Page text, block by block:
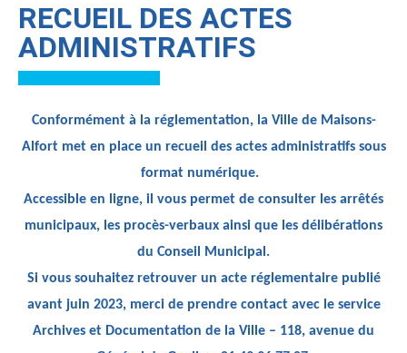
RECUEIL DES ACTES
ADMINISTRATIFS
Conformément à la réglementation, la Ville de Maisons-
Alfort met en place un recueil des actes administratifs sous
format numérique.
Accessible en ligne, il vous permet de consulter les arrêtés
municipaux, les procès-verbaux ainsi que les délibérations
du Conseil Municipal.
Si vous souhaitez retrouver un acte réglementaire publié
avant juin 2023, merci de prendre contact avec le service
Archives et Documentation de la Ville – 118, avenue du